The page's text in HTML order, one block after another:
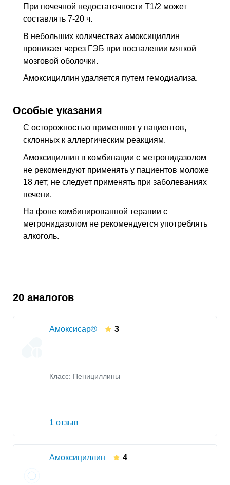
При почечной недостаточности T1/2 может
составлять 7-20 ч.
В небольших количествах амоксициллин
проникает через ГЭБ при воспалении мягкой
мозговой оболочки.
Амоксициллин удаляется путем гемодиализа.
Особые указания
С осторожностью применяют у пациентов,
склонных к аллергическим реакциям.
Амоксициллин в комбинации с метронидазолом
не рекомендуют применять у пациентов моложе
18 лет; не следует применять при заболеваниях
печени.
На фоне комбинированной терапии с
метронидазолом не рекомендуется употреблять
алкоголь.
20 аналогов
Амоксисар® 3
Класс: Пенициллины
1 отзыв
Амоксициллин 4